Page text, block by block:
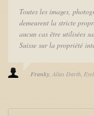
Toutes les images,
demeurent la stricte
aucun cas être utilisées
Suisse sur la propriété
Franky Alias Darth